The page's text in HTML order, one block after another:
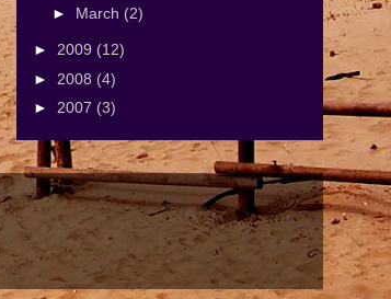
► March (2)
► 2009 (12)
► 2008 (4)
► 2007 (3)